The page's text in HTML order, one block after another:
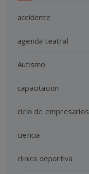
accidente
agenda teatral
Autismo
capacitacion
ciclo de empresarios
ciencia
clinica deportiva